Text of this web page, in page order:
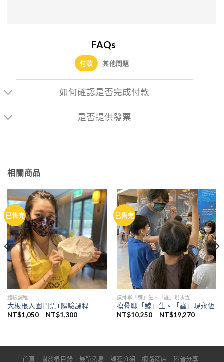
FAQs
付款 其他問題
如何確認是否完成付款
是否提供發票
相關商品
已售完
體驗課程
大板根入園門票+體驗課程
NT$1,050 – NT$1,300價
到
已售完
摸骨聊「鯨」生。「蟲」現永恆
摸骨聊「鯨」生。「蟲」現永恆
NT$10,250 – NT$19,270價
到
首頁 關於根目錄 最新消息 課程介紹 網路商店 科普分享